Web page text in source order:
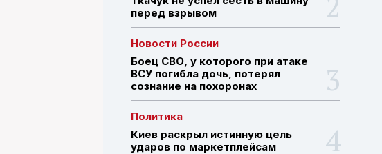
ПОИСК ПО САЙТУ
перед взрывом
Новости России
Боец СВО, у которого при атаке
ВСУ погибла дочь, потерял
сознание на похоронах
Политика
Киев раскрыл истинную цель
ударов по маркетплейсам